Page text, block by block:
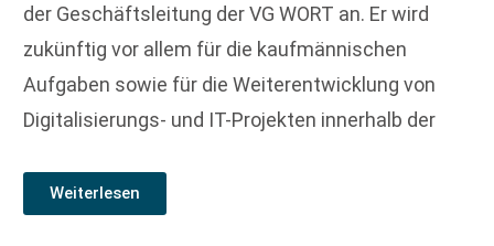
der Geschäftsleitung der VG WORT an. Er wird
zukünftig vor allem für die kaufmännischen
Aufgaben sowie für die Weiterentwicklung von
Digitalisierungs- und IT-Projekten innerhalb der
Weiterlesen